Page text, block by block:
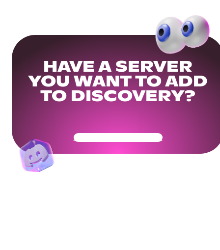
HAVE A SERVER
YOU WANT TO ADD
TO DISCOVERY?
Get Your Community Ready